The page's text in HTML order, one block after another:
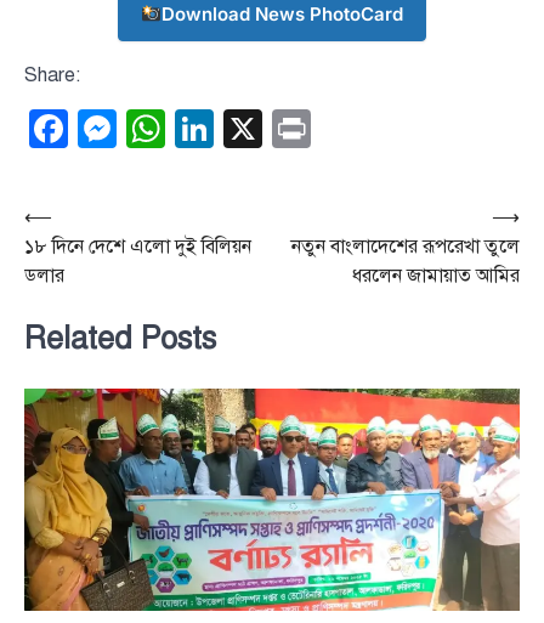
Download News PhotoCard
Share:
Facebook
Messenger
WhatsApp
LinkedIn
X
Post
navigation
⟵
১৮ দিনে দেশে এলো দুই বিলিয়ন
ডলার
নতুন বাংলাদেশের রূপরেখা তুলে
ধরলেন জামায়াত আমির
⟶
Related Posts